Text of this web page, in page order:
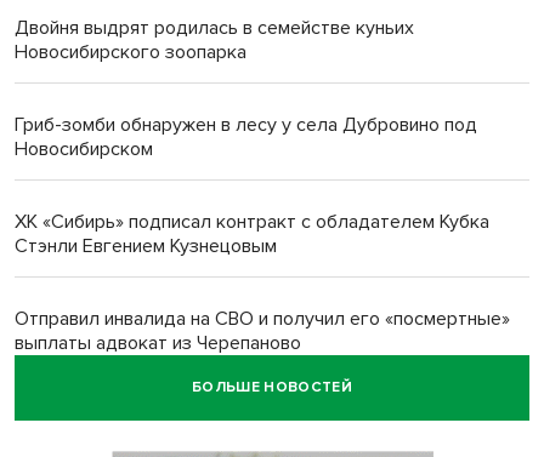
Двойня выдрят родилась в семействе куньих
Новосибирского зоопарка
Гриб-зомби обнаружен в лесу у села Дубровино под
Новосибирском
ХК «Сибирь» подписал контракт с обладателем Кубка
Стэнли Евгением Кузнецовым
Отправил инвалида на СВО и получил его «посмертные»
выплаты адвокат из Черепаново
БОЛЬШЕ НОВОСТЕЙ